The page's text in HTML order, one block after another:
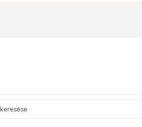
search products in this collection.